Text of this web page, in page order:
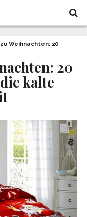
Weihnachten: 20
20
kalte